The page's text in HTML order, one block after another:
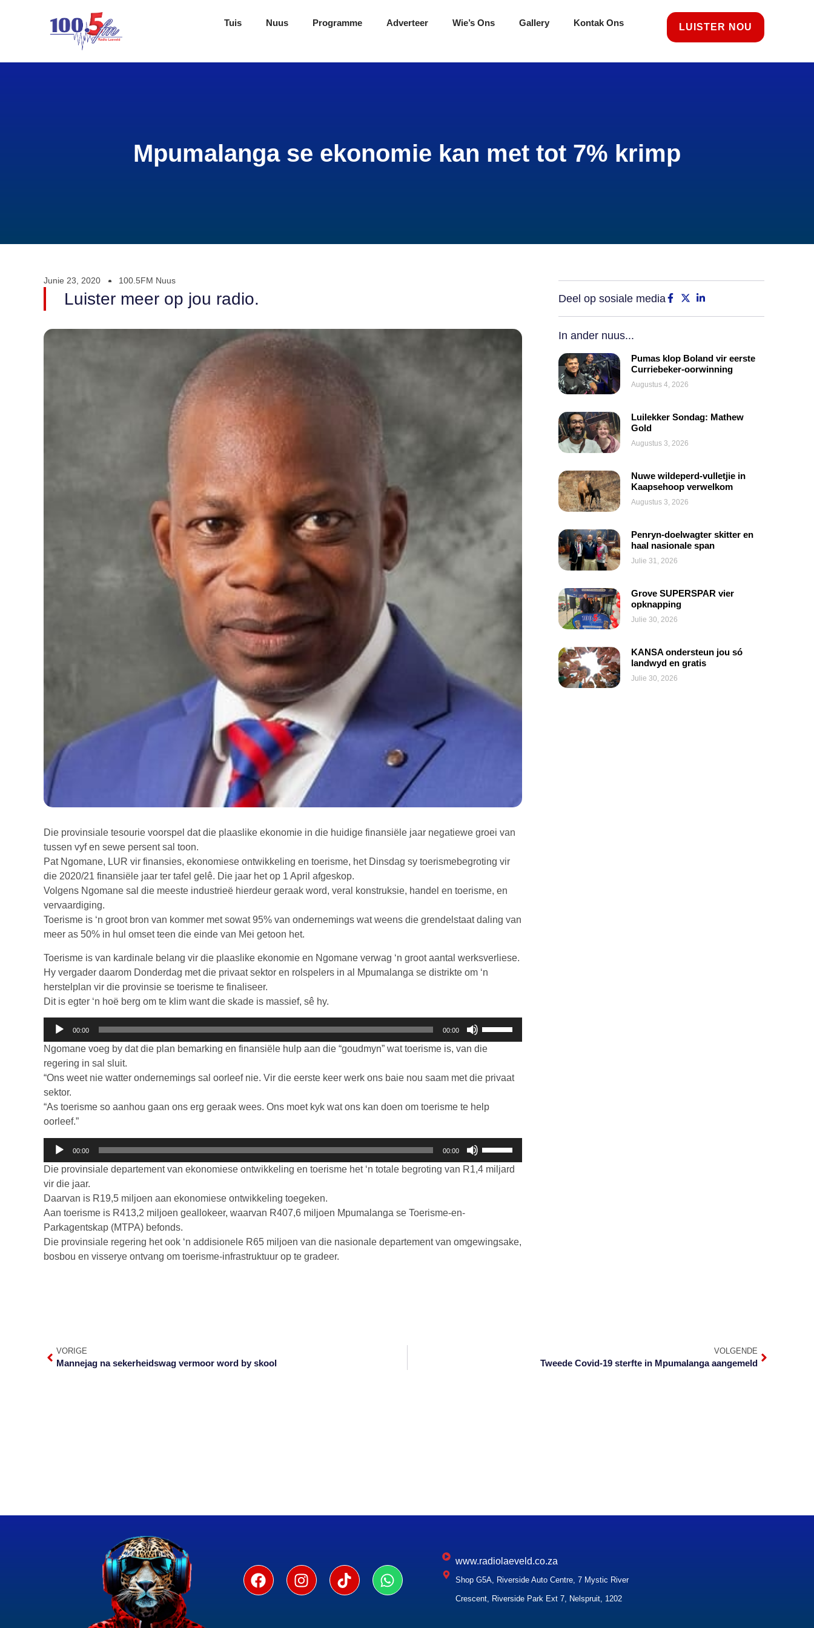
Tuis Nuus Programme Adverteer Wie’s Ons Gallery Kontak Ons LUISTER NOU
Mpumalanga se ekonomie kan met tot 7% krimp
Junie 23, 2020 100.5FM Nuus
Luister meer op jou radio.
Die provinsiale tesourie voorspel dat die plaaslike ekonomie in die huidige finansiële jaar negatiewe groei van
tussen vyf en sewe persent sal toon.
Pat Ngomane, LUR vir finansies, ekonomiese ontwikkeling en toerisme, het Dinsdag sy toerismebegroting vir
die 2020/21 finansiële jaar ter tafel gelê. Die jaar het op 1 April afgeskop.
Volgens Ngomane sal die meeste industrieë hierdeur geraak word, veral konstruksie, handel en toerisme, en
vervaardiging.
Toerisme is ‘n groot bron van kommer met sowat 95% van ondernemings wat weens die grendelstaat daling van
meer as 50% in hul omset teen die einde van Mei getoon het.
Toerisme is van kardinale belang vir die plaaslike ekonomie en Ngomane verwag ‘n groot aantal werksverliese.
Hy vergader daarom Donderdag met die privaat sektor en rolspelers in al Mpumalanga se distrikte om ‘n
herstelplan vir die provinsie se toerisme te finaliseer.
Dit is egter ‘n hoë berg om te klim want die skade is massief, sê hy.
Klankspeler
00:00 00:00
Op/Af
om
volume
verhoog
of
te
Ngomane voeg by dat die plan bemarking en finansiële hulp aan die “goudmyn” wat toerisme is, van die
regering in sal sluit.
“Ons weet nie watter ondernemings sal oorleef nie. Vir die eerste keer werk ons baie nou saam met die privaat
sektor.
“As toerisme so aanhou gaan ons erg geraak wees. Ons moet kyk wat ons kan doen om toerisme te help
oorleef.”
Klankspeler
00:00 00:00
Op/Af
te
Die provinsiale departement van ekonomiese ontwikkeling en toerisme het ‘n totale begroting van R1,4 miljard
vir die jaar.
Daarvan is R19,5 miljoen aan ekonomiese ontwikkeling toegeken.
Aan toerisme is R413,2 miljoen geallokeer, waarvan R407,6 miljoen Mpumalanga se Toerisme-en-
Parkagentskap (MTPA) befonds.
Die provinsiale regering het ook ‘n addisionele R65 miljoen van die nasionale departement van omgewingsake,
bosbou en visserye ontvang om toerisme-infrastruktuur op te gradeer.
Deel op sosiale media
In ander nuus...
Pumas klop Boland vir eerste
Curriebeker-oorwinning
Augustus 4, 2026
Luilekker Sondag: Mathew
Gold
Augustus 3, 2026
Nuwe wildeperd-vulletjie in
Kaapsehoop verwelkom
Augustus 3, 2026
Penryn-doelwagter skitter en
haal nasionale span
Julie 31, 2026
Grove SUPERSPAR vier
opknapping
Julie 30, 2026
KANSA ondersteun jou só
landwyd en gratis
Julie 30, 2026
VORIGE
Mannejag na sekerheidswag vermoor word by skool
VOLGENDE
Tweede Covid-19 sterfte in Mpumalanga aangemeld
www.radiolaeveld.co.za
Shop G5A, Riverside Auto Centre, 7 Mystic River
Crescent, Riverside Park Ext 7, Nelspruit, 1202